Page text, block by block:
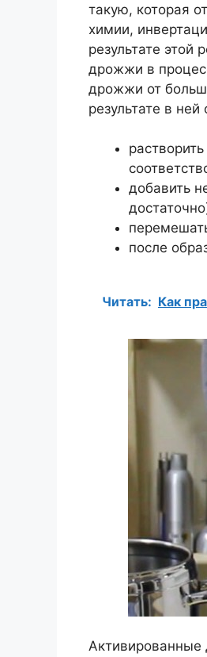
такую, которая
химии,
результате
дрожжи в
дрожжи от
результате в
добавить
после
Читать: Как
Активированные